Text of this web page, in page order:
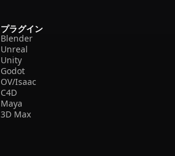
プラグイン
Blender
Unreal
Unity
Godot
OV/Isaac
C4D
Maya
3D Max